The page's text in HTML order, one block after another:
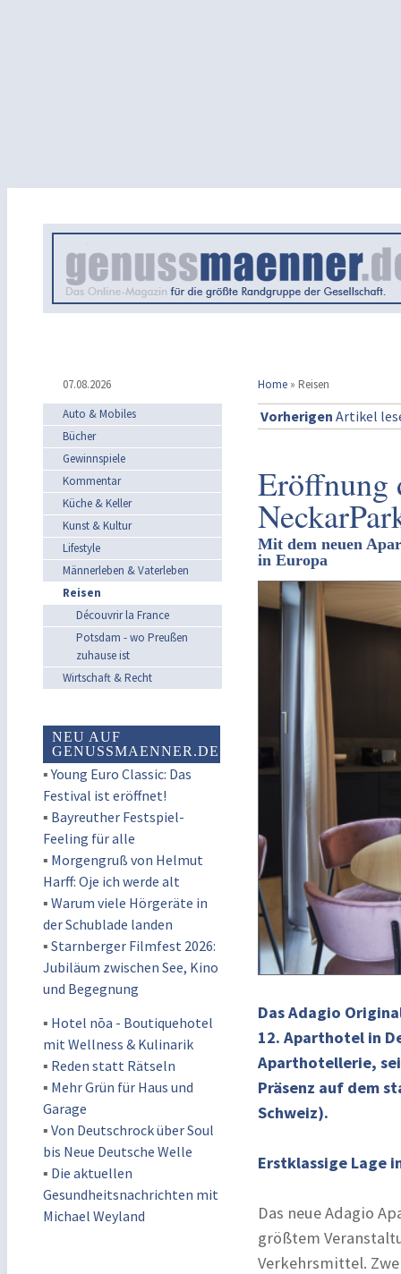
07.08.2026 Home » Reisen
Auto & Mobiles
Bücher
Gewinnspiele
Kommentar
Küche & Keller
Kunst & Kultur
Lifestyle
Männerleben & Vaterleben
Reisen
Découvrir la France
Potsdam - wo Preußen
zuhause ist
Wirtschaft & Recht
NEU AUF
GENUSSMAENNER.DE
▪Young Euro Classic: Das
Festival ist eröffnet!
▪ Bayreuther Festspiel-
Feeling für alle
▪ Morgengruß von Helmut
Harff: Oje ich werde alt
▪ Warum viele Hörgeräte in
der Schublade landen
▪ Starnberger Filmfest 2026:
Jubiläum zwischen See, Kino
und Begegnung
▪ Hotel nōa - Boutiquehotel
mit Wellness & Kulinarik
▪ Reden statt Rätseln
▪ Mehr Grün für Haus und
Garage
▪ Von Deutschrock über Soul
bis Neue Deutsche Welle
▪ Die aktuellen
Gesundheitsnachrichten mit
Michael Weyland
Vorherigen Artikel
Eröffnung
Mit dem neuen
in Europa
Das Adagio
12. Aparthotel in
Aparthotellerie,
Präsenz auf dem
Schweiz).
Erstklassige Lage
Das neue Adagio
größtem
Verkehrsmittel.